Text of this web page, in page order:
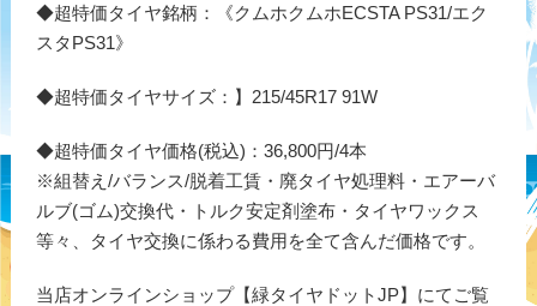
◆超特価タイヤ銘柄：《クムホクムホECSTA PS31/エク
スタPS31》
◆超特価タイヤサイズ：】215/45R17 91W
◆超特価タイヤ価格(税込)：36,800円/4本
※組替え/バランス/脱着工賃・廃タイヤ処理料・エアーバ
ルブ(ゴム)交換代・トルク安定剤塗布・タイヤワックス
等々、タイヤ交換に係わる費用を全て含んだ価格です。
当店オンラインショップ【緑タイヤドットJP】にてご覧